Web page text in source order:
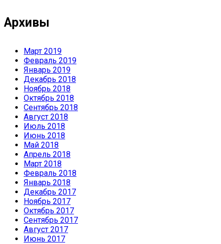
Архивы
Март 2019
Февраль 2019
Январь 2019
Декабрь 2018
Ноябрь 2018
Октябрь 2018
Сентябрь 2018
Август 2018
Июль 2018
Июнь 2018
Май 2018
Апрель 2018
Март 2018
Февраль 2018
Январь 2018
Декабрь 2017
Ноябрь 2017
Октябрь 2017
Сентябрь 2017
Август 2017
Июнь 2017